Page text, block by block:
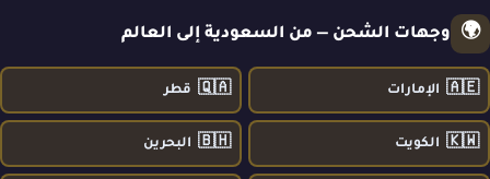
🌍 وجهات الشحن — من السعودية إلى العالم
🇦🇪 الإمارات 🇶🇦 قطر
🇰🇼 الكويت 🇧🇭 البحرين